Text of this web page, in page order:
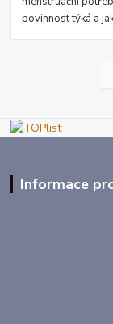
povinnost týká a
Informace